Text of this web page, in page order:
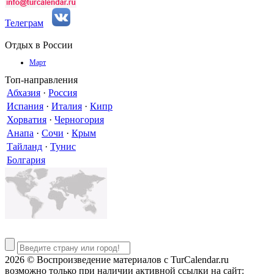
Телеграм
Отдых в России
Март
Топ-направления
Абхазия · Россия
Испания · Италия · Кипр
Хорватия · Черногория
Анапа · Сочи · Крым
Тайланд · Тунис
Болгария
2026 © Воспроизведение материалов c TurCalendar.ru
возможно только при наличии активной ссылки на сайт: